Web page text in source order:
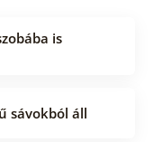
is
sávokból áll